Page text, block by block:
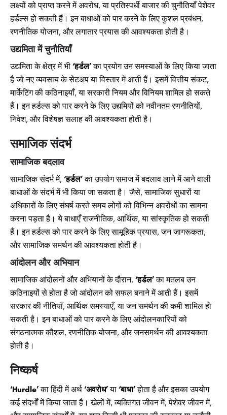
लक्ष्यों को प्राप्त करने में अवरोध, या प्रतिस्पर्धी बाजार की चुनौतियाँ पेशेवर
हर्डल्स हो सकती हैं। इन बाधाओं को पार करने के लिए कुशल प्रबंधन,
रणनीतिक योजना, और लगातार प्रयास की आवश्यकता होती है।
उद्यमिता में चुनौतियाँ
उद्यमिता के क्षेत्र में भी ‘हर्डल’का प्रयोग उन समस्याओं के लिए किया जाता
है जो नए व्यवसाय के सेटअप या विस्तार में आती हैं। इसमें वित्तीय संकट,
मार्केटिंग की कठिनाइयाँ, या सरकारी नियम और विनियम शामिल हो सकते
हैं। इन हर्डल्स को पार करने के लिए उद्यमियों को नवीनतम रणनीतियों,
निवेश, और विशेषज्ञ सलाह की आवश्यकता होती है।
समाजिक संदर्भ
सामाजिक बदलाव
सामाजिक संदर्भ में, ‘हर्डल’का उपयोग समाज में बदलाव लाने में आने वाली
बाधाओं के संदर्भ में भी किया जा सकता है। जैसे, सामाजिक सुधारों या
अधिकारों के लिए संघर्ष करते समय लोगों को विभिन्न अवरोधों का सामना
करना पड़ता है। ये बाधाएँ राजनीतिक, आर्थिक, या सांस्कृतिक हो सकती
हैं। इन हर्डल्स को पार करने के लिए सामूहिक प्रयास, जन जागरूकता,
और सामाजिक समर्थन की आवश्यकता होती है।
आंदोलन और अभियान
सामाजिक आंदोलनों और अभियानों के दौरान, ‘हर्डल’का मतलब उन
कठिनाइयों से होता है जो आंदोलन को सफल बनाने में आती हैं। इसमें
सरकार की नीतियाँ, आर्थिक समस्याएँ, या जन समर्थन की कमी शामिल हो
सकती है। इन बाधाओं को पार करने के लिए आंदोलनकारियों को
संगठनात्मक कौशल, रणनीतिक योजना, और जनसमर्थन की आवश्यकता
होती है।
निष्कर्ष
‘Hurdle’का हिंदी में अर्थ ‘अवरोध’या ‘बाधा’होता है और इसका उपयोग
कई संदर्भों में किया जाता है। खेलों में, व्यक्तिगत जीवन में, पेशेवर जीवन में,